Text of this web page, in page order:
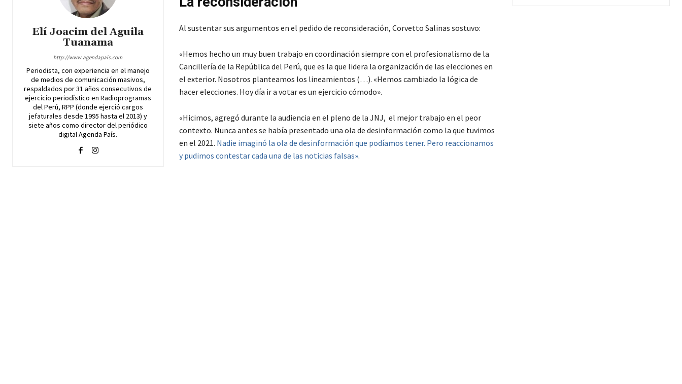
Elí Joacim del Aguila
Tuanama
http://www.agendapais.com
Periodista, con experiencia en el manejo
de medios de comunicación masivos,
respaldados por 31 años consecutivos de
ejercicio periodístico en Radioprogramas
del Perú, RPP (donde ejerció cargos
jefaturales desde 1995 hasta el 2013) y
siete años como director del periódico
digital Agenda País.
Al sustentar sus argumentos en el pedido de reconsideración, Corvetto Salinas sostuvo:
«Hemos hecho un muy buen trabajo en coordinación siempre con el profesionalismo de la
Cancillería de la República del Perú, que es la que lidera la organización de las elecciones en
el exterior. Nosotros planteamos los lineamientos (…). «Hemos cambiado la lógica de
hacer elecciones. Hoy día ir a votar es un ejercicio cómodo».
«Hicimos, agregó durante la audiencia en el pleno de la JNJ, el mejor trabajo en el peor
contexto. Nunca antes se había presentado una ola de desinformación como la que tuvimos
en el 2021. Nadie imaginó la ola de desinformación que podíamos tener. Pero reaccionamos
y pudimos contestar cada una de las noticias falsas».